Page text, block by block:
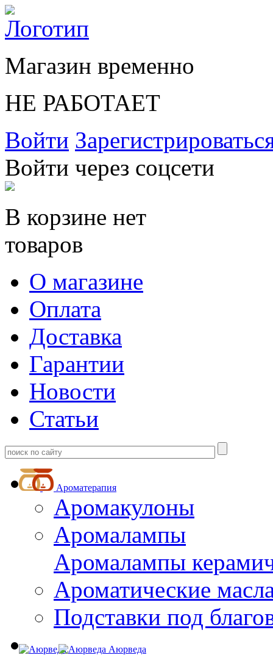
Магазин временно
НЕ РАБОТАЕТ
Войти
Войти через соцсети
В корзине нет
товаров
О магазине
Оплата
Доставка
Гарантии
Новости
Статьи
Ароматерапия
Аромакулоны
Аромалампы
Aромалампы
Ароматические
Подставки под
Аюрведа